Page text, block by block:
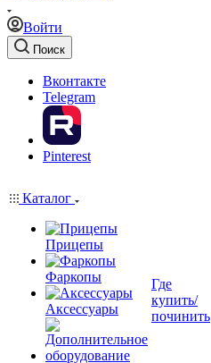
Войти
Поиск
Вконтакте
Telegram
Pinterest
Каталог
Прицепы
Фаркопы
Аксессуары
Где
купить/
починить